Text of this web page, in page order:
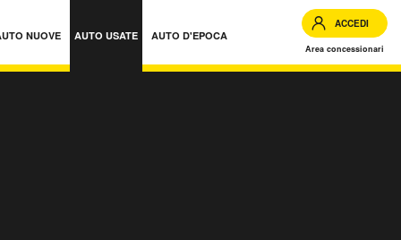
NUOVE AUTO USATE AUTO D'EPOCA
ACCEDI
Area concessionari